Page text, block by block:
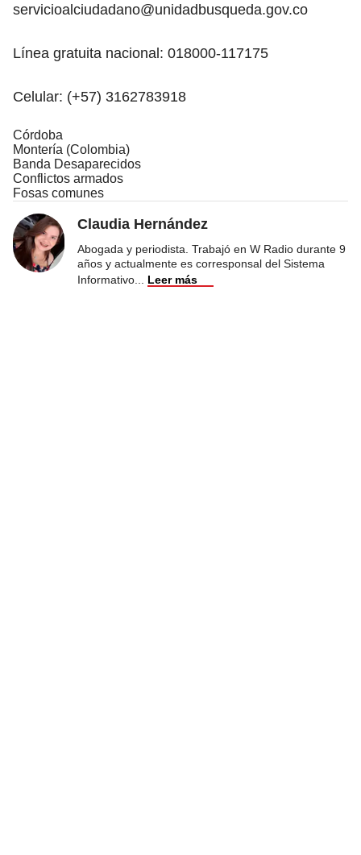
servicioalciudadano@unidadbusqueda.gov.co
Línea gratuita nacional: 018000-117175
Celular: (+57) 3162783918
Córdoba
Montería (Colombia)
Banda Desaparecidos
Conflictos armados
Fosas comunes
Claudia Hernández
Abogada y periodista. Trabajó en W Radio durante 9
años y actualmente es corresponsal del Sistema
Informativo
Leer más